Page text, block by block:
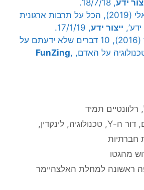
ידע, 18/7/18.
פנחס יחזקאלי (2019), הכל על תרבות ארגונית
ייצור ידע, 17/1/19.
יעל מן שחר (2016), 10 דברים שלא ידעתם על
על האדם, FunZing,
, רלוונטיים תמיד
,דור ה-Y ,טכנולוגיה, לינקדין,
חברתיות
מהגטו
ראשונה למחלת האלצהיימר